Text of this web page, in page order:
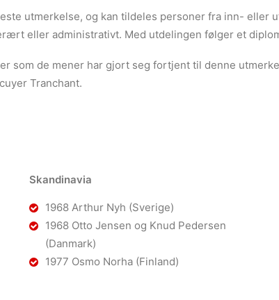
utmerkelse, og kan tildeles personer fra inn- eller
eller administrativt. Med utdelingen følger et
som de mener har gjort seg fortjent til denne
Tranchant.
Skandinavia
1968 Arthur Nyh (Sverige)
1968 Otto Jensen og Knud Pedersen
(Danmark)
1977 Osmo Norha (Finland)